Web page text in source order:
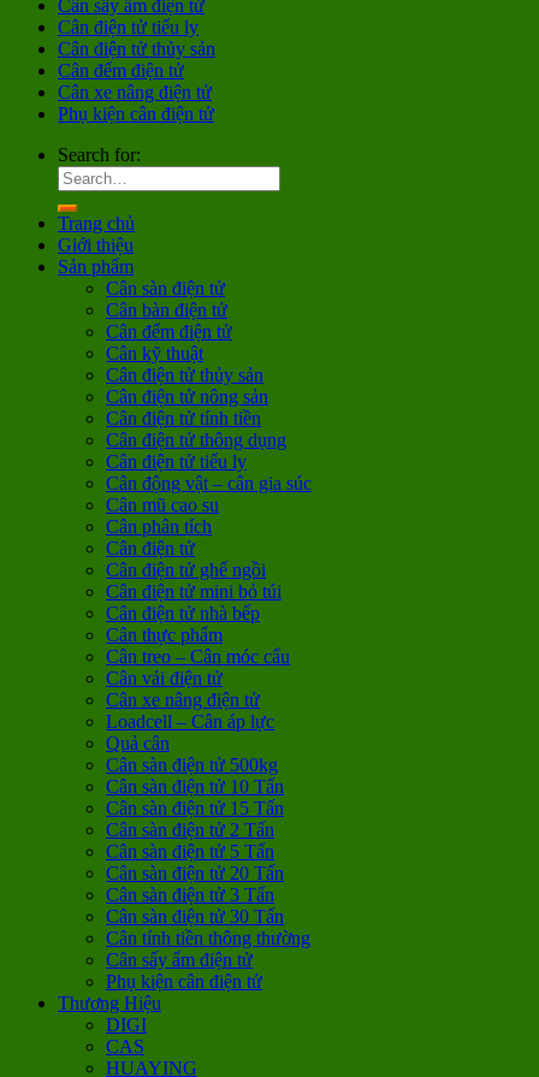
Cân sấy ẩm điện tử
Cân điện tử tiểu ly
Cân điện tử thủy sản
Cân đếm điện tử
Cân xe nâng điện tử
Phụ kiện cân điện tử
Search for:
Trang chủ
Giới thiệu
Sản phẩm
Cân sàn điện tử
Cân bàn điện tử
Cân đếm điện tử
Cân kỹ thuật
Cân điện tử thủy sản
Cân điện tử nông sản
Cân điện tử tính tiền
Cân điện tử thông dụng
Cân điện tử tiểu ly
Cân động vật – cân gia súc
Cân mũ cao su
Cân phân tích
Cân điện tử
Cân điện tử ghế ngồi
Cân điện tử mini bỏ túi
Cân điện tử nhà bếp
Cân thực phẩm
Cân treo – Cân móc cẩu
Cân vải điện tử
Cân xe nâng điện tử
Loadcell – Cân áp lực
Quả cân
Cân sàn điện tử 500kg
Cân sàn điện tử 10 Tấn
Cân sàn điện tử 15 Tấn
Cân sàn điện tử 2 Tấn
Cân sàn điện tử 5 Tấn
Cân sàn điện tử 20 Tấn
Cân sàn điện tử 3 Tấn
Cân sàn điện tử 30 Tấn
Cân tính tiền thông thường
Cân sấy ẩm điện tử
Phụ kiện cân điện tử
Thương Hiệu
DIGI
CAS
HUAYING